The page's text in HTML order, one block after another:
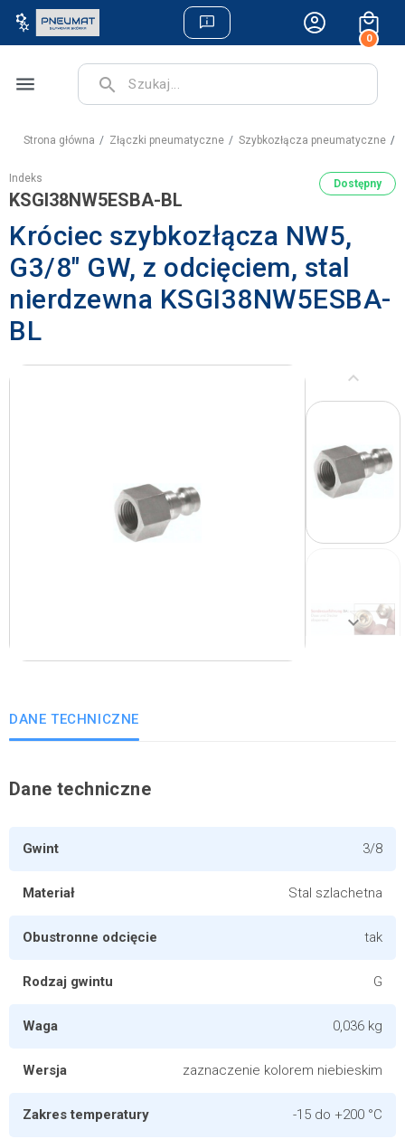
0
menu search
Strona główna Złączki pneumatyczne Szybkozłącza pneumatyczne
Indeks
KSGI38NW5ESBA-BL
Dostępny
Króciec szybkozłącza NW5,
G3/8" GW, z odcięciem, stal
nierdzewna KSGI38NW5ESBA-
BL
Poprzednikeyboard_arrow_left
keyboard_arrow_right
DANE TECHNICZNE
Dane techniczne
Gwint 3/8
Materiał Stal szlachetna
Obustronne odcięcie tak
Rodzaj gwintu G
Waga 0,036 kg
Wersja zaznaczenie kolorem niebieskim
Zakres temperatury -15 do +200 °C